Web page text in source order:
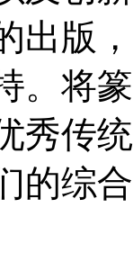
出版
。将
秀传
的综